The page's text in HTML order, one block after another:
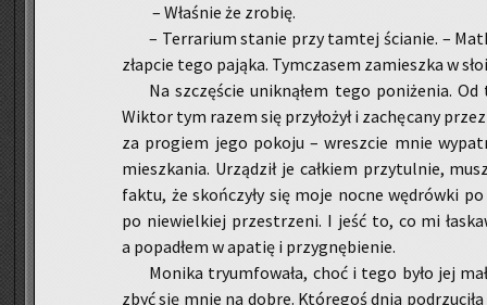
– Wła­śnie że zro­bię.
– Ter­ra­rium sta­nie przy tam­tej ścia­nie. –
złap­cie tego pa­ją­ka. Tym­cza­sem za­miesz­ka w
Na szczę­ście unik­ną­łem tego po­ni­że­nia.
Wik­tor tym razem się przy­ło­żył i za­chę­ca­ny
za pro­giem jego po­ko­ju – wresz­cie mnie
miesz­ka­nia. Urzą­dził je cał­kiem przy­tul­nie,
faktu, że skoń­czy­ły się moje nocne wę­drów­ki
po nie­wiel­kiej prze­strze­ni. I jeść to, co mi
a po­pa­dłem w apa­tię i przy­gnę­bie­nie.
Mo­ni­ka try­um­fo­wa­ła, choć i tego było jej
zbyć się mnie na dobre. Któ­re­goś dnia